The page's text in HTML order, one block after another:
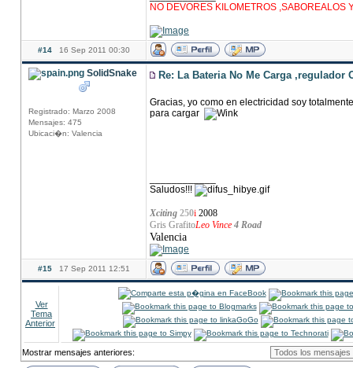
NO DEVORES KILOMETROS ,SABOREALOS
#14 16 Sep 2011 00:30
SolidSnake
Registrado: Marzo 2008
Mensajes: 475
Ubicaci�n: Valencia
Re: La Bateria No Me Carga ,regulador
Gracias, yo como en electricidad soy
para cargar
Saludos!!!
Xciting 250i 2008
Gris GrafitoLeo Vince 4 Road
Valencia
#15 17 Sep 2011 12:51
Ver
Tema
Anterior
Mostrar mensajes anteriores: